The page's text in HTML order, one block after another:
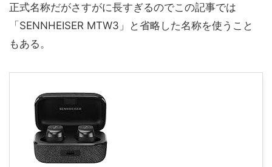
正式名称だがさすがに長すぎるのでこの記事では
「SENNHEISER MTW3」と省略した名称を使うこと
もある。